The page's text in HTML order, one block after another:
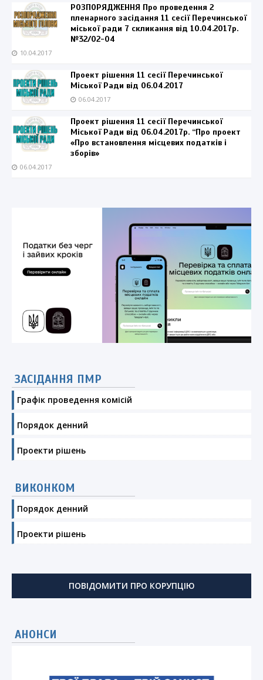
РОЗПОРЯДЖЕННЯ Про проведення 2
пленарного засідання 11 сесії Перечинської
міської ради 7 скликання від 10.04.2017р.
№32/02-04
10.04.2017
Проект рішення 11 сесії Перечинської
Міської Ради від 06.04.2017
06.04.2017
Проект рішення 11 сесії Перечинської
Міської Ради від 06.04.2017р. “Про проект
«Про встановлення місцевих податків і
зборів»
06.04.2017
ЗАСІДАННЯ ПМР
Графік проведення комісій
Порядок денний
Проекти рішень
ВИКОНКОМ
Порядок денний
Проекти рішень
ПОВІДОМИТИ ПРО КОРУПЦІЮ
АНОНСИ